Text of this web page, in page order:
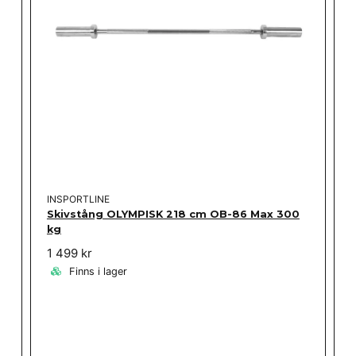
INSPORTLINE
Skivstång OLYMPISK 218 cm OB-86 Max 300
kg
1 499 kr
Finns i lager